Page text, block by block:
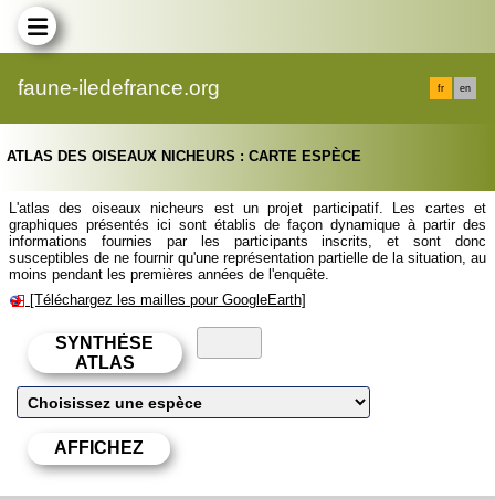
faune-iledefrance.org fr en
ATLAS DES OISEAUX NICHEURS : CARTE ESPÈCE
L'atlas des oiseaux nicheurs est un projet participatif. Les cartes et
graphiques présentés ici sont établis de façon dynamique à partir des
informations fournies par les participants inscrits, et sont donc
susceptibles de ne fournir qu'une représentation partielle de la situation, au
moins pendant les premières années de l'enquête.
[Téléchargez les mailles pour GoogleEarth]